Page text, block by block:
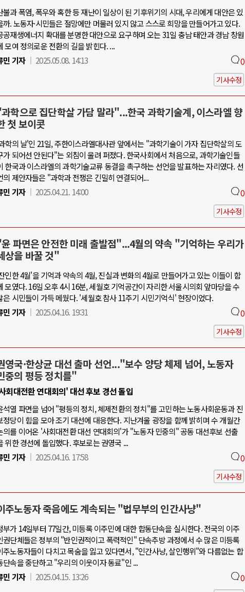
불과 폭염, 폭우와 혹한 등 재난이 일상이 된 기후위기의 시대, 우리에게 대안은 있
까. 노동자·시민들은 절망에만 머물러 있지 않고 스스로 희망을 만들어가고 있다.
공재생에너지 확대를 분명한 대안으로 요구하며 오는 31일 충남 태안과 경남 창원
모여 정의로운 전환의 길을 밝힌다. ...
민 기자
2025.05.08. 14:13 0
기사수정
학으로 집단학살 가담 말라"...한국 과학기술계, 이스라엘 향
첫 보이콧
학의 날'인 21일, 주한이스라엘대사관 앞에서는 "과학기술이 가자 집단학살의 도
가 되어선 안된다"는 외침이 울려 퍼졌다. 한국사회에서 처음으로, 과학기술인들
한국과 이스라엘의 과학기술교류 동결을 촉구하는 선언을 발표하는 자리였다. 선
의 제안자들은 "과학과 전쟁은 긴밀히 연결되어...
민 기자
2025.04.21. 14:00 0
기사수정
파면은 안전한 미래 출발점"...4월의 약속 "기억하는 우리가
상을 바꿀 것"
인한 4월'을 기억과 약속의 4월, 진실과 변화의 4월로 만들어가고 있는 이들이 함
모였다. 16일 오후 4시 16분, 세월호 기억공간이 자리한 서울시의회 앞마당을 수
은 시민들이 가득 메웠다. '세월호 참사 11주기 시민기억식' 현장이었다.
민 기자
2025.04.16. 19:31 0
기사수정
영국·한상균 대선 출마 선언..."보수 양당 체제 넘어, 노동자
중의 평등 정치를"
회대전환 연대회의' 대선 후보 경선 돌입
석열 파면을 넘어 "평등의 정치, 체제전환의 정치"를 고민하는 노동사회운동과 진
정당이 힘을 모아 조기 대선에 대응한다. 지난겨울 광장을 함께 밝히며 수 개월간
의를 이어온 '사회대전환 대선 연대회의'가 "노동자 민중의" 공동 대선후보 선출
위한 경선에 돌입했다. 후보로는 권영국 ...
민 기자
2025.04.16. 17:58 0
기사수정
주노동자 죽음에도 계속되는 "법무부의 인간사냥"
부가 14일부터 77일간, 미등록 이주민에 대한 합동단속을 실시한다. 전국의 이주
권단체들은 정부의 "반인권적이고 폭력적인" 단속추방 과정에서 수 많은 미등록
주노동자들이 다치고 목숨을 잃고 있다면서, "인간사냥, 살인행위"와 다름없는 합
단속을 중단하고 "우리의 이웃이자 동료"인 ...
민 기자
2025.04.15. 13:26 0